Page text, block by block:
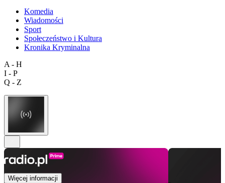
Komedia
Wiadomości
Sport
Społeczeństwo i Kultura
Kronika Kryminalna
A - H
I - P
Q - Z
Więcej informacji